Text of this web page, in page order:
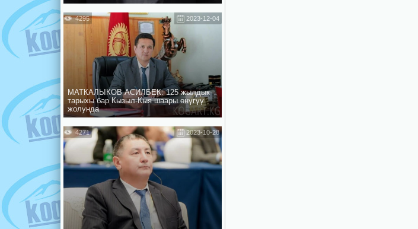
2023-12-04
4295
МАТКАЛЫКОВ АСИЛБЕК: 125 жылдык
тарыхы бар Кызыл-Кыя шаары өнүгүү
жолунда
2023-10-28
4271